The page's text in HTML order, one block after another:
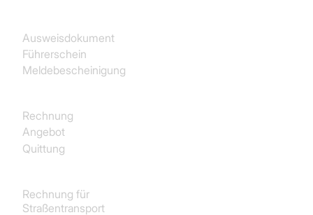
Ausweisdokument
Führerschein
Meldebescheinigung
Rechnung
Angebot
Quittung
Rechnung für
Straßentransport